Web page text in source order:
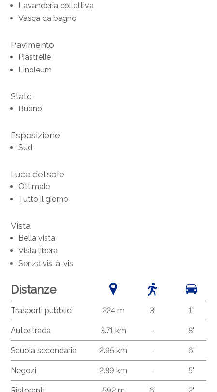
Lavanderia collettiva
Vasca da bagno
Pavimento
Piastrelle
Linoleum
Stato
Buono
Esposizione
Sud
Luce del sole
Ottimale
Tutto il giorno
Vista
Bella vista
Vista libera
Senza vis-à-vis
Distanze
Trasporti pubblici 224 m 3' 1'
Autostrada 3.71 km - 8'
Scuola secondaria 2.95 km - 6'
Negozi 2.89 km - 5'